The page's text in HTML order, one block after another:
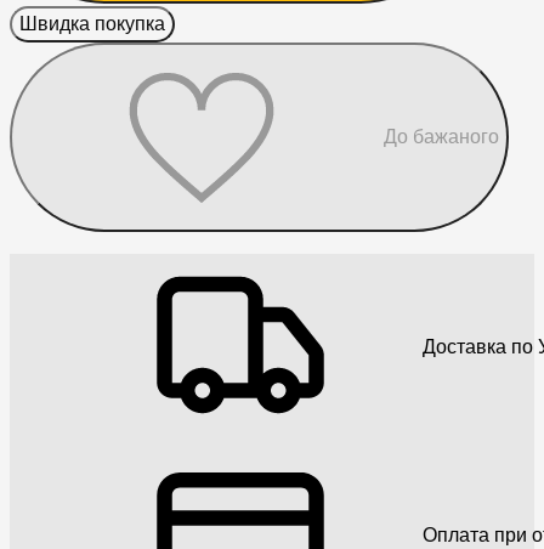
Швидка покупка
До бажаного
Доставка по
Оплата при